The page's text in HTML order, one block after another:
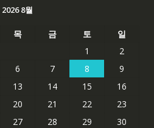
2026 8월
목 금 토
일
1
2
6 7 8
9
13 14 15
16
20 21 22
23
27 28 29
30